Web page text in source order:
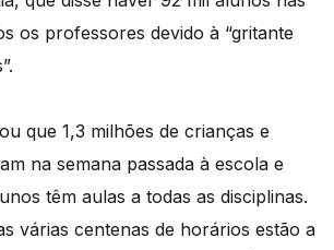
os professores devido à “gritante
que 1,3 milhões de crianças e
na semana passada à escola e
têm aulas a todas as disciplinas.
várias centenas de horários estão a